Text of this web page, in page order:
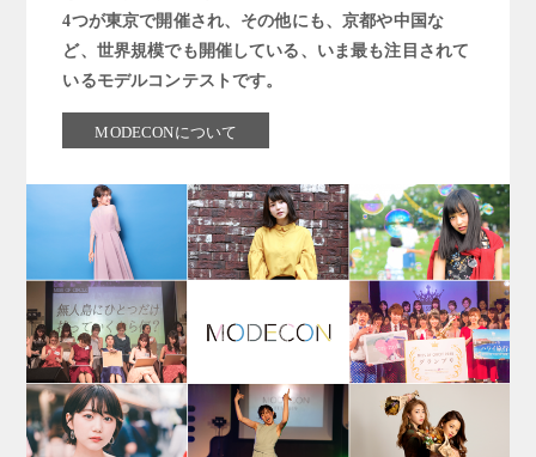
4つが東京で開催され、その他にも、京都や中国な
ど、世界規模でも開催している、いま最も注目されて
いるモデルコンテストです。
MODECONについて